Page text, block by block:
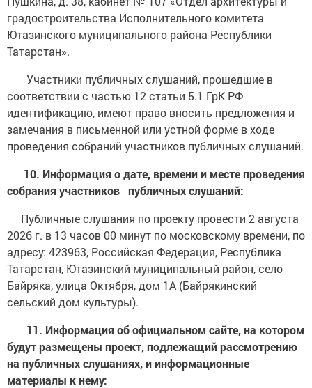
градостроительства Исполнительного комитета
Ютазинского муниципального района Республики
Татарстан».
Участники публичных слушаний, прошедшие в
соответствии с частью 12 статьи 5.1 ГрК РФ
идентификацию, имеют право вносить предложения и
замечания в письменной или устной форме в ходе
проведения собраний участников публичных слушаний.
10. Информация о дате, времени и месте проведения
собрания участников публичных слушаний:
Публичные слушания по проекту провести 2 августа
2026 г. в 13 часов 00 минут по московскому времени, по
адресу: 423963, Российская Федерация, Республика
Татарстан, Ютазинский муниципальный район, село
Байряка, улица Октября, дом 1А (Байрякинский
сельский дом культуры).
11. Информация об официальном сайте, на котором
будут размещены проект, подлежащий рассмотрению
на публичных слушаниях, и информационные
материалы к нему: